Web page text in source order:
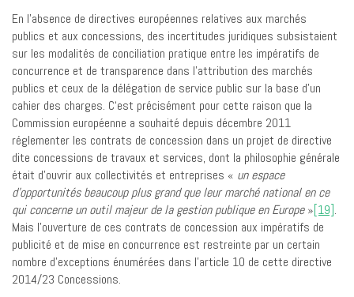
En l’absence de directives européennes relatives aux marchés
publics et aux concessions, des incertitudes juridiques subsistaient
sur les modalités de conciliation pratique entre les impératifs de
concurrence et de transparence dans l’attribution des marchés
publics et ceux de la délégation de service public sur la base d’un
cahier des charges. C‘est précisément pour cette raison que la
Commission européenne a souhaité depuis décembre 2011
réglementer les contrats de concession dans un projet de directive
dite concessions de travaux et services, dont la philosophie générale
était d’ouvrir aux collectivités et entreprises « un espace
d’opportunités beaucoup plus grand que leur marché national en ce
qui concerne un outil majeur de la gestion publique en Europe»[19].
Mais l’ouverture de ces contrats de concession aux impératifs de
publicité et de mise en concurrence est restreinte par un certain
nombre d’exceptions énumérées dans l’article 10 de cette directive
2014/23 Concessions.